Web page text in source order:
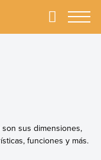
Primary
sus dimensiones,
funciones y más.